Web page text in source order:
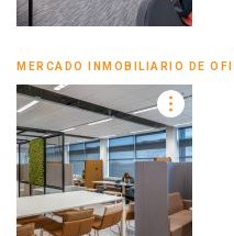
MERCADO INMOBILIARIO DE